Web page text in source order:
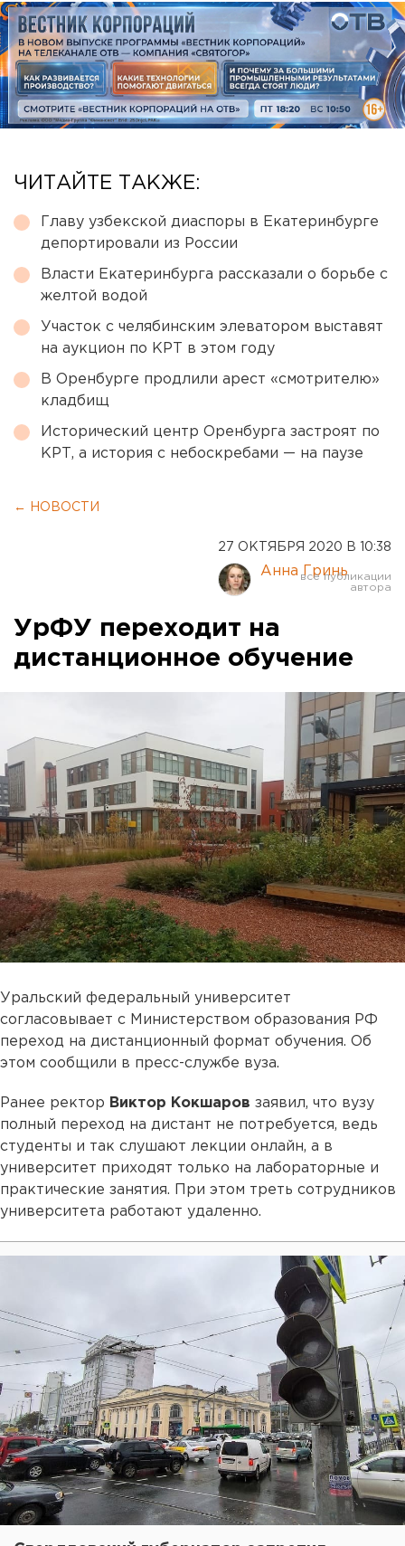
ЧИТАЙТЕ ТАКЖЕ:
Главу узбекской диаспоры в Екатеринбурге
депортировали из России
Власти Екатеринбурга рассказали о борьбе с
желтой водой
Участок с челябинским элеватором выставят
на аукцион по КРТ в этом году
В Оренбурге продлили арест «смотрителю»
кладбищ
Исторический центр Оренбурга застроят по
КРТ, а история с небоскребами — на паузе
← НОВОСТИ
27 ОКТЯБРЯ 2020 В 10:38
Анна Гринь
УрФУ переходит на
дистанционное обучение
Уральский федеральный университет
согласовывает с Министерством образования РФ
переход на дистанционный формат обучения. Об
этом сообщили в пресс-службе вуза.
Ранее ректор Виктор Кокшаров заявил, что вузу
полный переход на дистант не потребуется, ведь
студенты и так слушают лекции онлайн, а в
университет приходят только на лабораторные и
практические занятия. При этом треть сотрудников
университета работают удаленно.